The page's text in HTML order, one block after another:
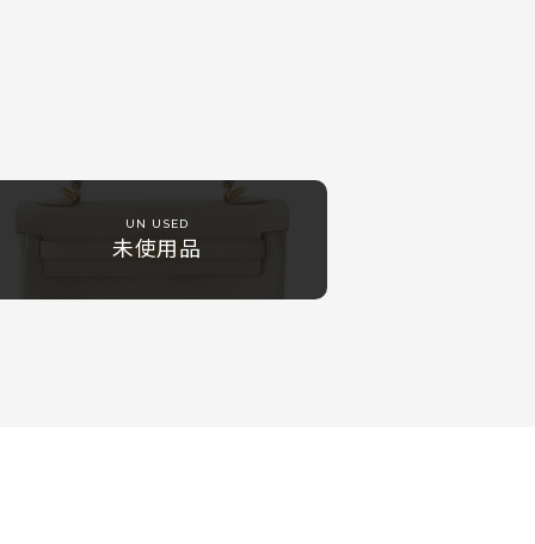
UN USED
未使用品